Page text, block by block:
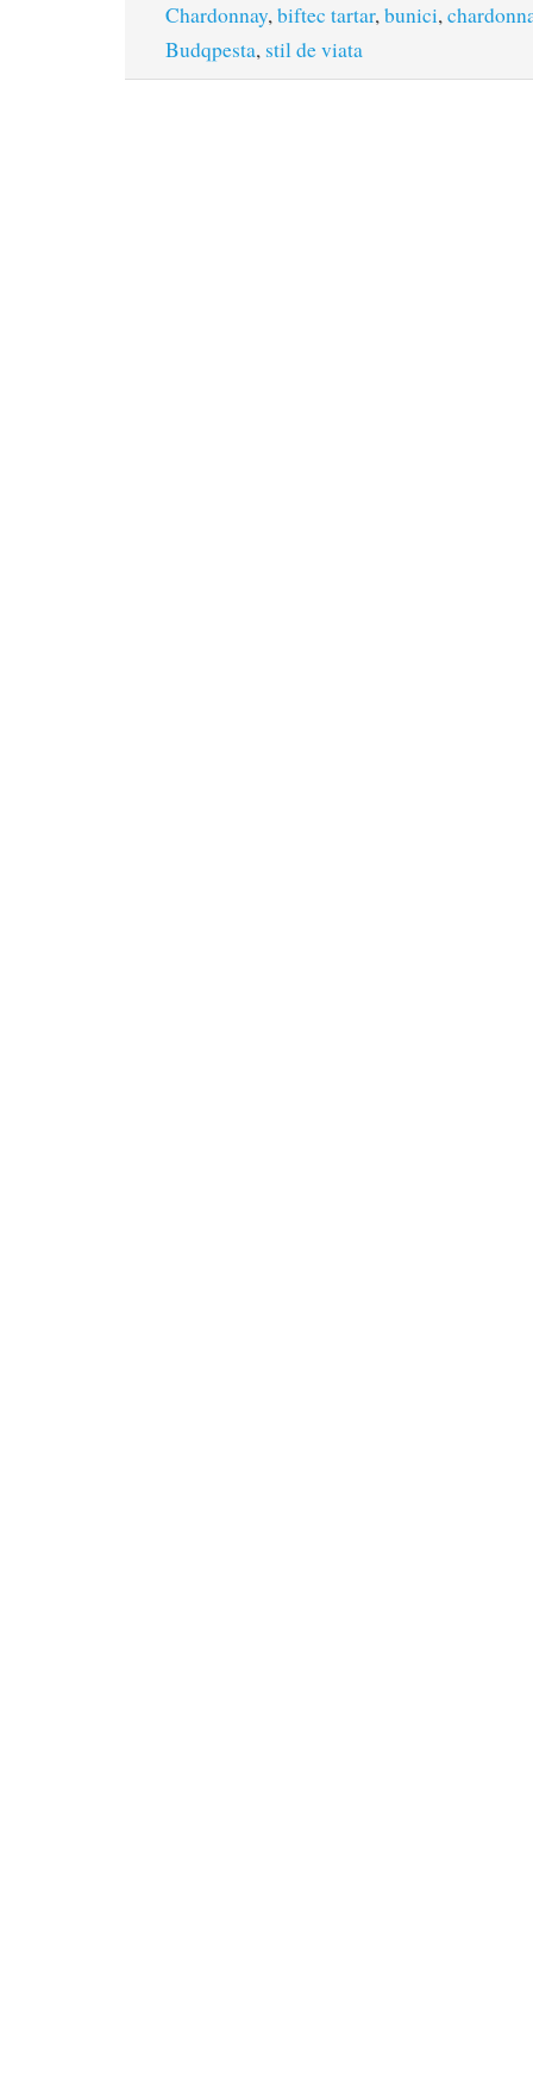
Chardonnay,biftec tartar,bunici,
Budqpesta, stil de viata